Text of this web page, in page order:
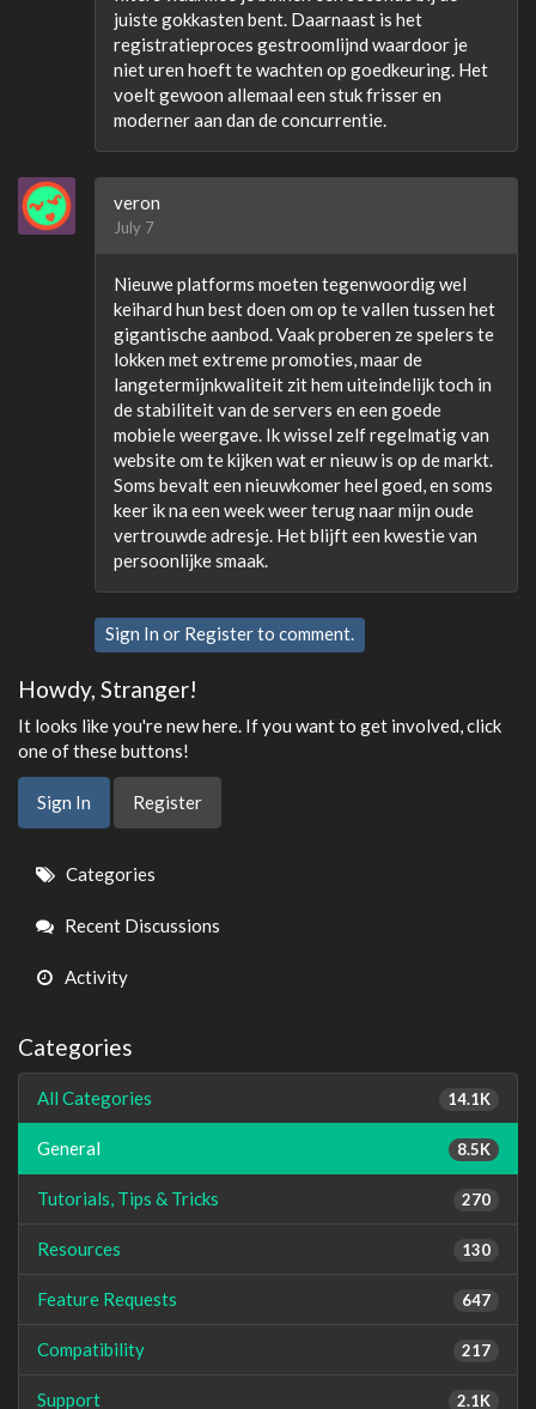
juiste gokkasten bent. Daarnaast is het
registratieproces gestroomlijnd waardoor je
niet uren hoeft te wachten op goedkeuring. Het
voelt gewoon allemaal een stuk frisser en
moderner aan dan de concurrentie.
veron
July 7
Nieuwe platforms moeten tegenwoordig wel
keihard hun best doen om op te vallen tussen het
gigantische aanbod. Vaak proberen ze spelers te
lokken met extreme promoties, maar de
langetermijnkwaliteit zit hem uiteindelijk toch in
de stabiliteit van de servers en een goede
mobiele weergave. Ik wissel zelf regelmatig van
website om te kijken wat er nieuw is op de markt.
Soms bevalt een nieuwkomer heel goed, en soms
keer ik na een week weer terug naar mijn oude
vertrouwde adresje. Het blijft een kwestie van
persoonlijke smaak.
Sign In or Registerto comment.
Howdy, Stranger!
It looks like you're new here. If you want to get involved, click
one of these buttons!
Sign In Register
Quick
Links
Categories
Recent Discussions
Activity
Categories
14.1K
All Categories
8.5K
General
270
Tutorials, Tips & Tricks
130
Resources
647
Feature Requests
217
Compatibility
2.1K
Support